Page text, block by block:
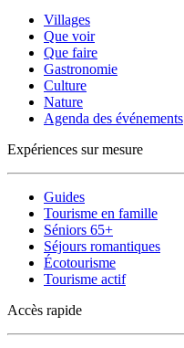
Villages
Que voir
Que faire
Gastronomie
Culture
Nature
Agenda des événements
Expériences sur mesure
Guides
Tourisme en famille
Séniors 65+
Séjours romantiques
Écotourisme
Tourisme actif
Accès rapide